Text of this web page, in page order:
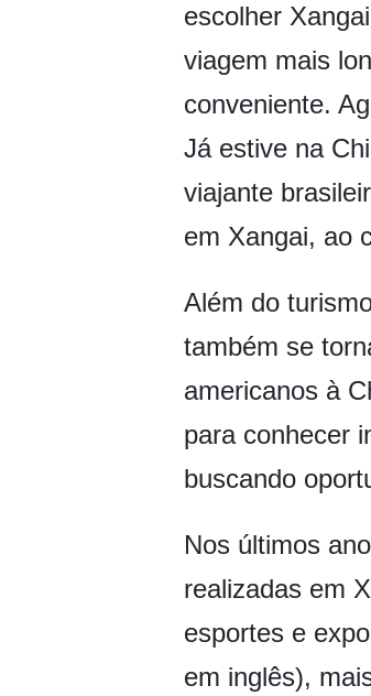
escolher
viagem mais
conveniente.
Já estive na
viajante
em Xangai, ao
Além do
também se
americanos à
para conhecer
buscando
Nos últimos
realizadas em
esportes e
em inglês),